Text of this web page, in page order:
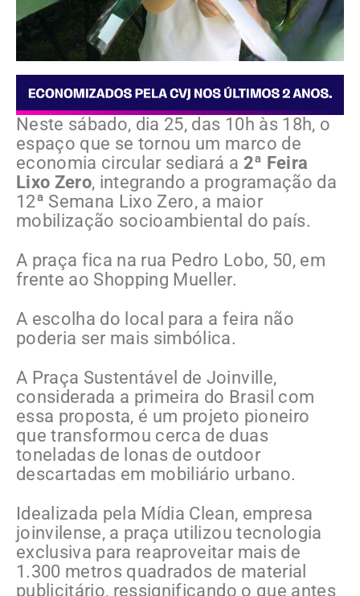
Neste sábado, dia 25, das 10h às 18h, o
espaço que se tornou um marco de
economia circular sediará a 2ª Feira
Lixo Zero, integrando a programação da
12ª Semana Lixo Zero, a maior
mobilização socioambiental do país.
A praça fica na rua Pedro Lobo, 50, em
frente ao Shopping Mueller.
A escolha do local para a feira não
poderia ser mais simbólica.
A Praça Sustentável de Joinville,
considerada a primeira do Brasil com
essa proposta, é um projeto pioneiro
que transformou cerca de duas
toneladas de lonas de outdoor
descartadas em mobiliário urbano.
Idealizada pela Mídia Clean, empresa
joinvilense, a praça utilizou tecnologia
exclusiva para reaproveitar mais de
1.300 metros quadrados de material
publicitário, ressignificando o que antes